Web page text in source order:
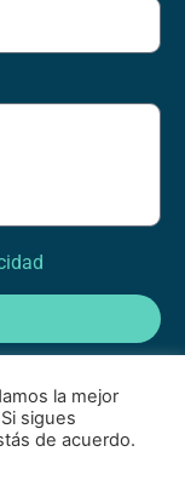
la mejor
sigues
de acuerdo.